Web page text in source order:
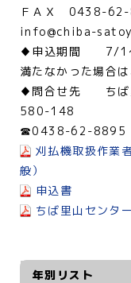
ＦＡＸ 0438-
info@chiba-
♦申込期間 7/1～
満たなかった場合
♦問合せ先 ちば
580-148
☎0438-62-8895
刈払機取扱作業
般）
申込書
ちば里山センタ
年別リスト